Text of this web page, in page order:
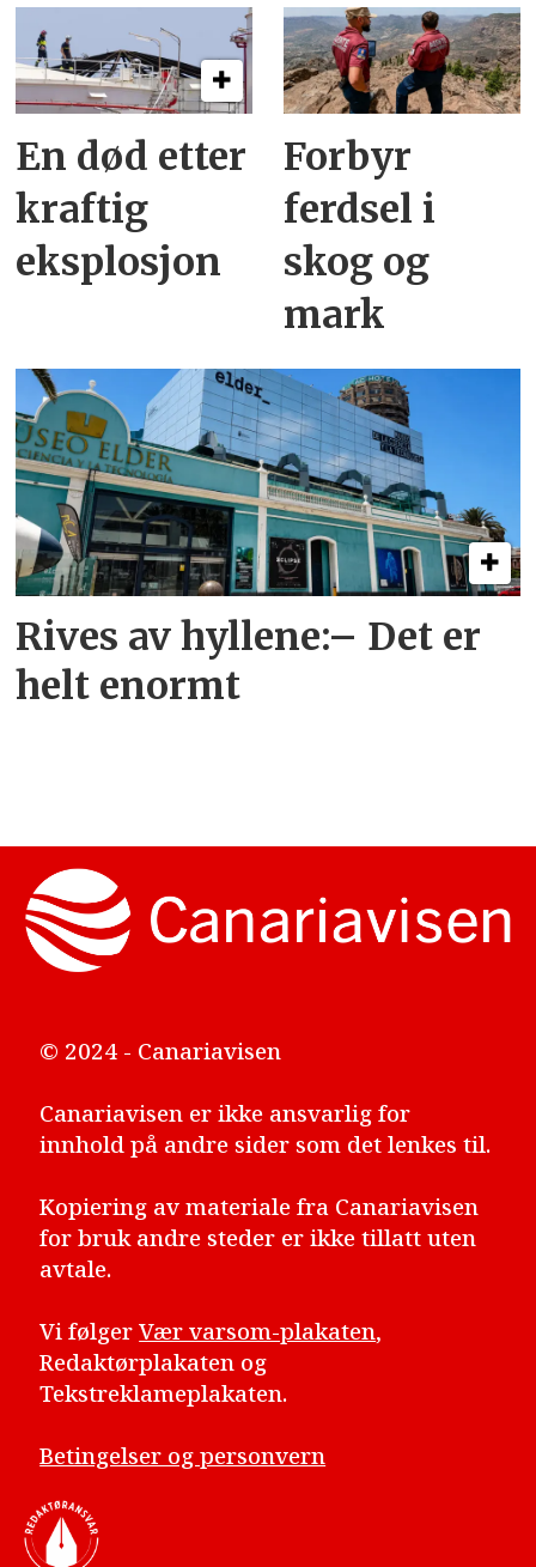
En død etter
kraftig
eksplosjon
Forbyr
ferdsel i
skog og
mark
Rives av hyllene:– Det er
helt enormt
© 2024 - Canariavisen
Canariavisen er ikke ansvarlig for
innhold på andre sider som det lenkes til.
Kopiering av materiale fra Canariavisen
for bruk andre steder er ikke tillatt uten
avtale.
Vi følgerVær varsom-plakaten,
Redaktørplakaten og
Tekstreklameplakaten.
Betingelser og personvern